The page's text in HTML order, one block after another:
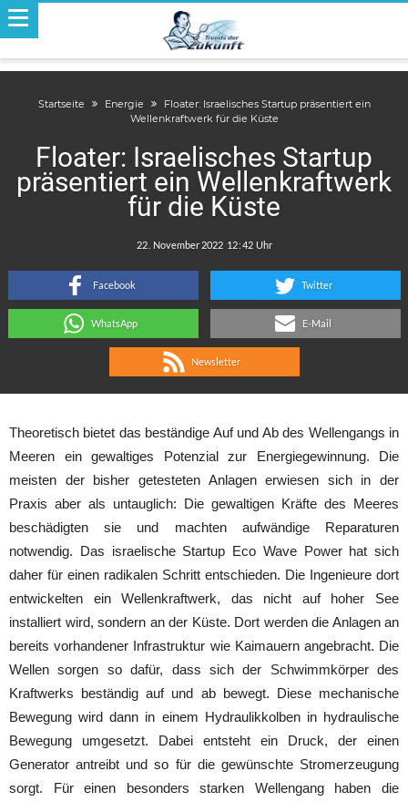
Startseite Energie
Floater: Israelisches Startup präsentiert ein
Wellenkraftwerk für die Küste
Floater: Israelisches Startup
präsentiert ein Wellenkraftwerk
für die Küste
:
Facebook Twitter
WhatsApp E-Mail
Newsletter
Theoretisch bietet das beständige Auf und Ab des Wellengangs in
Meeren ein gewaltiges Potenzial zur Energiegewinnung. Die
meisten der bisher getesteten Anlagen erwiesen sich in der
Praxis aber als untauglich: Die gewaltigen Kräfte des Meeres
beschädigten sie und machten aufwändige Reparaturen
notwendig. Das israelische Startup Eco Wave Power hat sich
daher für einen radikalen Schritt entschieden. Die Ingenieure dort
entwickelten ein Wellenkraftwerk, das nicht auf hoher See
installiert wird, sondern an der Küste. Dort werden die Anlagen an
bereits vorhandener Infrastruktur wie Kaimauern angebracht. Die
Wellen sorgen so dafür, dass sich der Schwimmkörper des
Kraftwerks beständig auf und ab bewegt. Diese mechanische
Bewegung wird dann in einem Hydraulikkolben in hydraulische
Bewegung umgesetzt. Dabei entsteht ein Druck, der einen
Generator antreibt und so für die gewünschte Stromerzeugung
sorgt. Für einen besonders starken Wellengang haben die